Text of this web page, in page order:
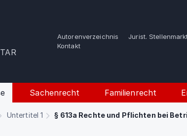
Autorenverzeichnis
Jurist.
Kontakt
Sachenrecht Familienrecht
Untertitel 1
§ 613a Rechte und Pflichten bei